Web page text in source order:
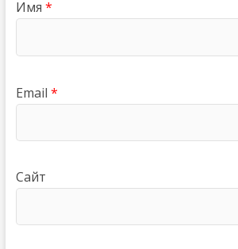
Имя *
Email *
Сайт